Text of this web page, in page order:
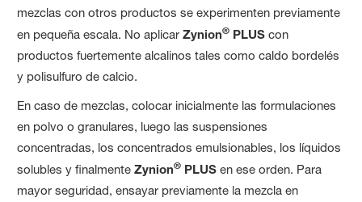
mezclas con otros productos se experimenten previamente
en pequeña escala. No aplicarZynion® PLUScon
productos fuertemente alcalinos tales como caldo bordelés
y polisulfuro de calcio.
En caso de mezclas, colocar inicialmente las formulaciones
en polvo o granulares, luego las suspensiones
concentradas, los concentrados emulsionables, los líquidos
solubles y finalmenteZynion® PLUSen ese orden. Para
mayor seguridad, ensayar previamente la mezcla en